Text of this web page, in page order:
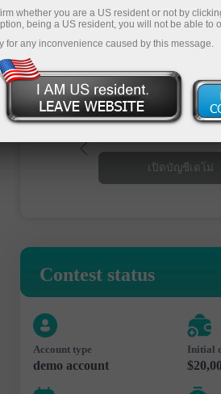
เปิดบัญชีซื้อขาย
เปิดบัญชีเดโม่
Contest status
Account type
demo account
Initial
whether you are a US resident or not by
being a US resident, you will not be able to
for any inconvenience caused by this message.